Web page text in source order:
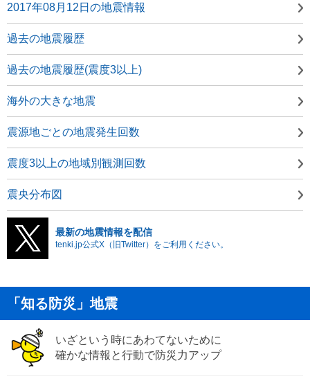
2017年08月12日の地震情報
過去の地震履歴
過去の地震履歴(震度3以上)
海外の大きな地震
震源地ごとの地震発生回数
震度3以上の地域別観測回数
震央分布図
最新の地震情報を配信
tenki.jp公式X（旧Twitter）をご利用ください。
「知る防災」地震
いざという時にあわてないために
確かな情報と行動で防災力アップ